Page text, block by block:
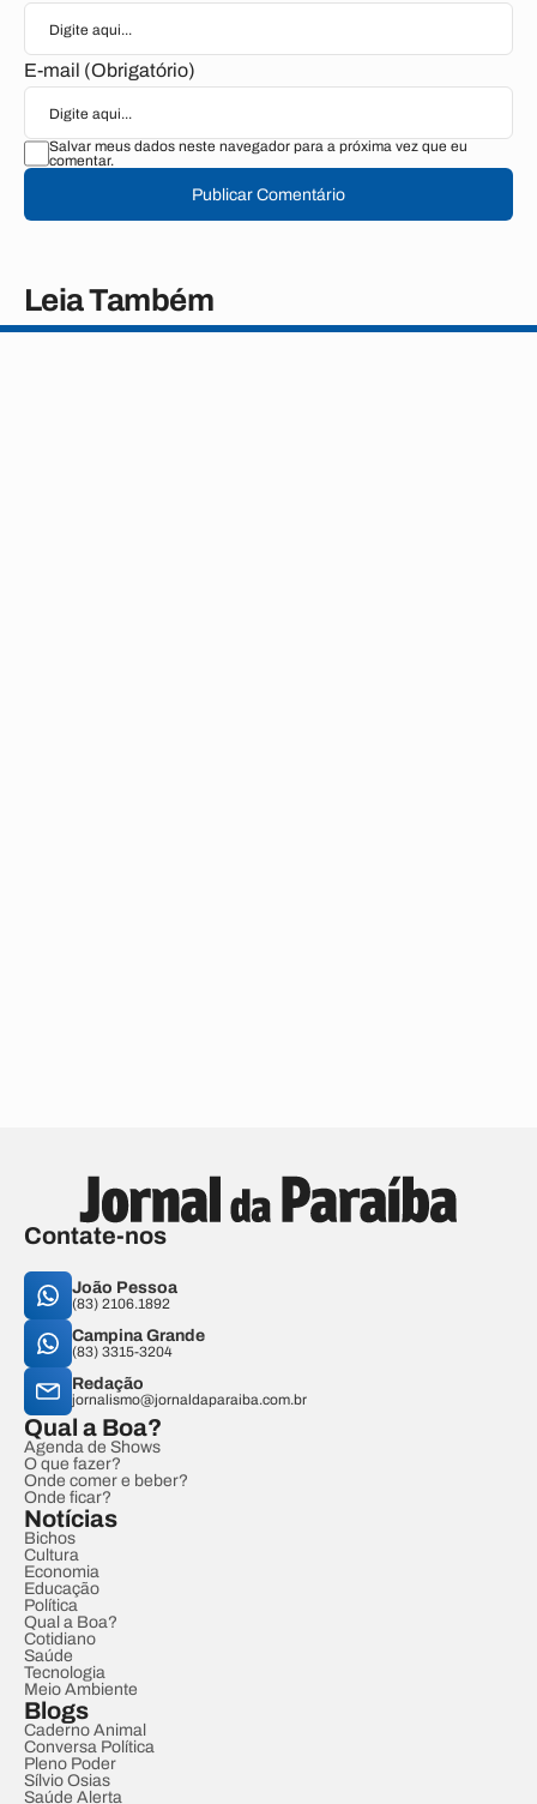
E-mail (Obrigatório)
Salvar meus dados neste navegador para a próxima vez que eu
comentar.
Publicar Comentário
Leia Também
Contate-nos
João Pessoa
(83) 2106.1892
Campina Grande
(83) 3315-3204
Redação
jornalismo@jornaldaparaiba.com.br
Qual a Boa?
Agenda de Shows
O que fazer?
Onde comer e beber?
Onde ficar?
Notícias
Bichos
Cultura
Economia
Educação
Política
Qual a Boa?
Cotidiano
Saúde
Tecnologia
Meio Ambiente
Blogs
Caderno Animal
Conversa Política
Pleno Poder
Sílvio Osias
Saúde Alerta